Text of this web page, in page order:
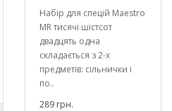
Набір для спецій Maestro
MR тисячі шістсот
двадцять одна
складається з 2-х
предметів: сільнички і
по..
289 грн.